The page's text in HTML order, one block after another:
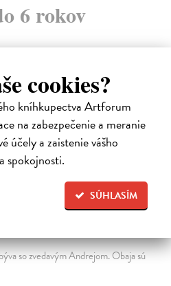
cookies?
kníhkupectva Artforum
na zabezpečenie a meranie
účely a zaistenie vášho
spokojnosti.
SÚHLASÍM
6 rokov
na sklade
so zvedavým Andrejom. Obaja sú